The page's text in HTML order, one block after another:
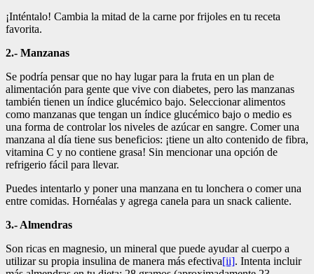
¡Inténtalo! Cambia la mitad de la carne por frijoles en tu receta
favorita.
2.- Manzanas
Se podría pensar que no hay lugar para la fruta en un plan de
alimentación para gente que vive con diabetes, pero las manzanas
también tienen un índice glucémico bajo. Seleccionar alimentos
como manzanas que tengan un índice glucémico bajo o medio es
una forma de controlar los niveles de azúcar en sangre. Comer una
manzana al día tiene sus beneficios: ¡tiene un alto contenido de fibra,
vitamina C y no contiene grasa! Sin mencionar una opción de
refrigerio fácil para llevar.
Puedes intentarlo y poner una manzana en tu lonchera o comer una
entre comidas. Hornéalas y agrega canela para un snack caliente.
3.- Almendras
Son ricas en magnesio, un mineral que puede ayudar al cuerpo a
utilizar su propia insulina de manera más efectiva[ii]. Intenta incluir